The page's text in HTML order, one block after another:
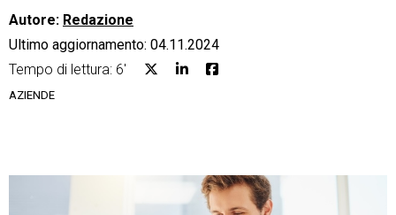
Autore: Redazione
Ultimo aggiornamento: 04.11.2024
Tempo di lettura: 6'
AZIENDE